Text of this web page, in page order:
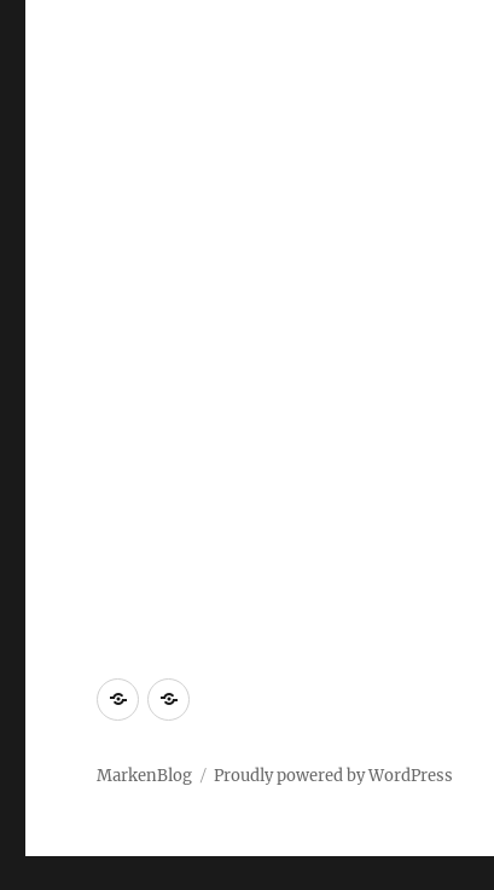
Markenrecherche
Gastbeiträge
MarkenBlog Proudly powered by WordPress